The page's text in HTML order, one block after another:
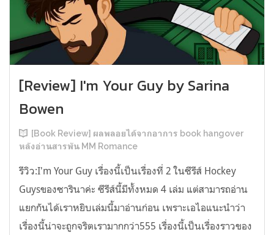
[Review] I'm Your Guy by Sarina
Bowen
[Book Review] ผลพลอยได้จากอาการ book hangover
หลังอ่านสารพัน MM Romance
รีวิว:I'm Your Guy เรื่องนี้เป็นเรื่องที่ 2 ในซีรีส์ Hockey
Guysของซารินาค่ะ ซีรีส์นี้มีทั้งหมด 4 เล่ม แต่สามารถอ่าน
แยกกันได้เราหยิบเล่มนี้มาอ่านก่อน เพราะเอไอแนะนำว่า
เรื่องนี้น่าจะถูกจริตเรามากกว่า555 เรื่องนี้เป็นเรื่องราวของ